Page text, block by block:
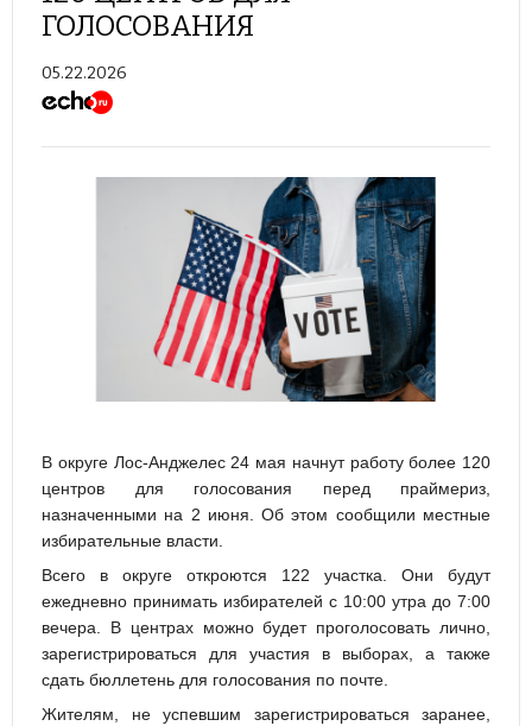
ГОЛОСОВАНИЯ
05.22.2026
В округе Лос-Анджелес 24 мая начнут работу более 120
центров для голосования перед праймериз,
назначенными на 2 июня. Об этом сообщили местные
избирательные власти.
Всего в округе откроются 122 участка. Они будут
ежедневно принимать избирателей с 10:00 утра до 7:00
вечера. В центрах можно будет проголосовать лично,
зарегистрироваться для участия в выборах, а также
сдать бюллетень для голосования по почте.
Жителям, не успевшим зарегистрироваться заранее,